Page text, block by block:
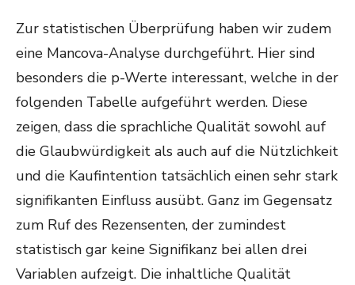
Zur statistischen Überprüfung haben wir zudem
eine Mancova-Analyse durchgeführt. Hier sind
besonders die p-Werte interessant, welche in der
folgenden Tabelle aufgeführt werden. Diese
zeigen, dass die sprachliche Qualität sowohl auf
die Glaubwürdigkeit als auch auf die Nützlichkeit
und die Kaufintention tatsächlich einen sehr stark
signifikanten Einfluss ausübt. Ganz im Gegensatz
zum Ruf des Rezensenten, der zumindest
statistisch gar keine Signifikanz bei allen drei
Variablen aufzeigt. Die inhaltliche Qualität